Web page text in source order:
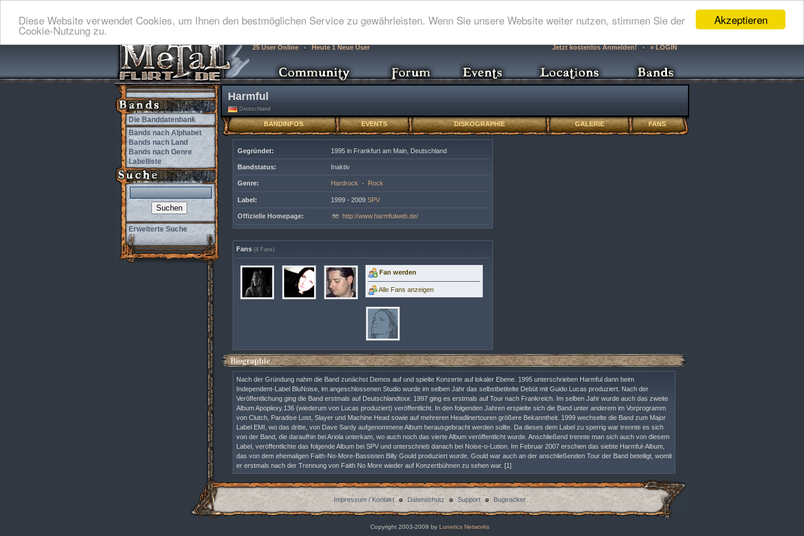
Akzeptieren
Diese Website verwendet Cookies, um Ihnen den bestmöglichen Service zu gewährleisten. Wenn Sie unsere Website weiter nutzen, stimmen Sie der
Cookie-Nutzung zu.
25 User Online Heute 1 Neue User Jetzt kostenlos Anmelden! » LOGIN
Die Banddatenbank
Bands nach Alphabet
Bands nach Land
Bands nach Genre
Labelliste
Erweiterte Suche
Harmful
Deutschland
BANDINFOS EVENTS DISKOGRAPHIE GALERIE FANS
Gegründet: 1995 in Frankfurt am Main, Deutschland
Bandstatus: Inaktiv
Genre: Hardrock Rock
Label: 1999 - 2009 SPV
Offizielle Homepage: http://www.harmfulweb.de/
Fans (4 Fans)
Fan werden
Alle Fans anzeigen
Biographie
Nach der Gründung nahm die Band zunächst Demos auf und spielte Konzerte auf lokaler Ebene. 1995 unterschrieben Harmful dann beim
Independent-Label BluNoise, im angeschlossenen Studio wurde im selben Jahr das selbstbetitelte Debüt mit Guido Lucas produziert. Nach der
Veröffentlichung ging die Band erstmals auf Deutschlandtour. 1997 ging es erstmals auf Tour nach Frankreich. Im selben Jahr wurde auch das zweite
Album Apoplexy.136 (wiederum von Lucas produziert) veröffentlicht. In den folgenden Jahren erspielte sich die Band unter anderem im Vorprogramm
von Clutch, Paradise Lost, Slayer und Machine Head sowie auf mehreren Headlinertouren größere Bekanntheit. 1999 wechselte die Band zum Major
Label EMI, wo das dritte, von Dave Sardy aufgenommene Album herausgebracht werden sollte. Da dieses dem Label zu sperrig war trennte es sich
von der Band, die daraufhin bei Ariola unterkam, wo auch noch das vierte Album veröffentlicht wurde. Anschließend trennte man sich auch von diesem
Label, veröffentlichte das folgende Album bei SPV und unterschrieb danach bei Noise-o-Lution. Im Februar 2007 erschien das siebte Harmful-Album,
das von dem ehemaligen Faith-No-More-Bassisten Billy Gould produziert wurde. Gould war auch an der anschließenden Tour der Band beteiligt, womit
er erstmals nach der Trennung von Faith No More wieder auf Konzertbühnen zu sehen war. [1]
Impressum / Kontakt Datenschutz Support Bugtracker
Copyright 2003-2009 byLunetics Networks